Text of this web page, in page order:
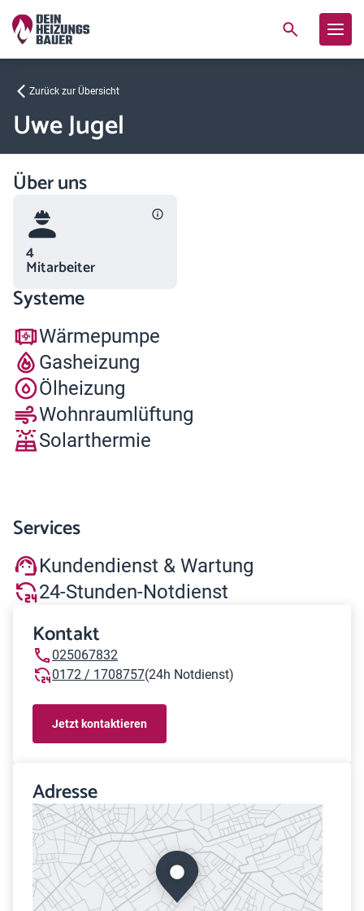
Zurück zur Übersicht
Uwe Jugel
Über uns
4
Mitarbeiter
Systeme
Wärmepumpe
Gasheizung
Ölheizung
Wohnraumlüftung
Solarthermie
Services
Kundendienst & Wartung
24-Stunden-Notdienst
Kontakt
025067832
0172 / 1708757(24h Notdienst)
Jetzt kontaktieren
Adresse